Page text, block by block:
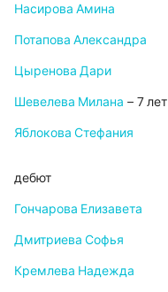
Насирова Амина
Потапова Александра
Цыренова Дари
Шевелева Милана – 7 лет
Яблокова Стефания
дебют
Гончарова Елизавета
Дмитриева Софья
Кремлева Надежда